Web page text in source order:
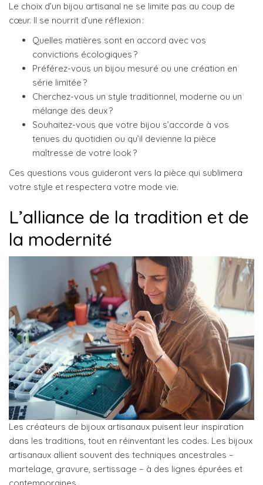
Le choix d’un bijou artisanal ne se limite pas au coup de
cœur. Il se nourrit d’une réflexion :
Quelles matières sont en accord avec vos
convictions écologiques ?
Préférez-vous un bijou mesuré ou une création en
série limitée ?
Cherchez-vous un style traditionnel, moderne ou un
mélange des deux ?
Souhaitez-vous que votre bijou s’accorde à vos
tenues du quotidien ou qu’il devienne la pièce
maîtresse de votre look ?
Ces questions vous guideront vers la pièce qui sublimera
votre style et respectera votre mode vie.
L’alliance de la tradition et de
la modernité
Les créateurs de bijoux artisanaux puisent leur inspiration
dans les traditions, tout en réinventant les codes. Les bijoux
artisanaux allient souvent des techniques ancestrales –
martelage, gravure, sertissage – à des lignes épurées et